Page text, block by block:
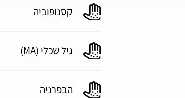
קסנופוביה
גיל שכלי (MA)
הבפרניה